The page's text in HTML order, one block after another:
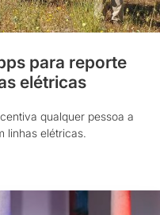
para reporte
elétricas
qualquer pessoa a
linhas elétricas.